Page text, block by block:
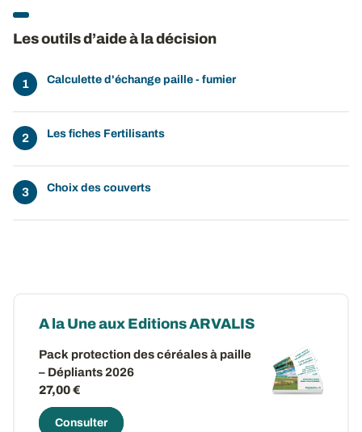
Les outils d’aide à la décision
Calculette d'échange paille - fumier
Les fiches Fertilisants
Choix des couverts
A la Une aux Editions ARVALIS
Pack protection des céréales à paille
– Dépliants 2026
27,00 €
Consulter